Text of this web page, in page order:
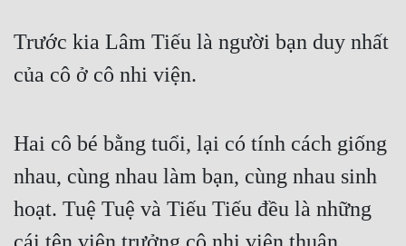
Trước kia Lâm Tiếu là người bạn duy nhất
của cô ở cô nhi viện.
Hai cô bé bằng tuổi, lại có tính cách giống
nhau, cùng nhau làm bạn, cùng nhau sinh
hoạt. Tuệ Tuệ và Tiếu Tiếu đều là những